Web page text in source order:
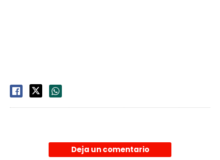
Deja un comentario